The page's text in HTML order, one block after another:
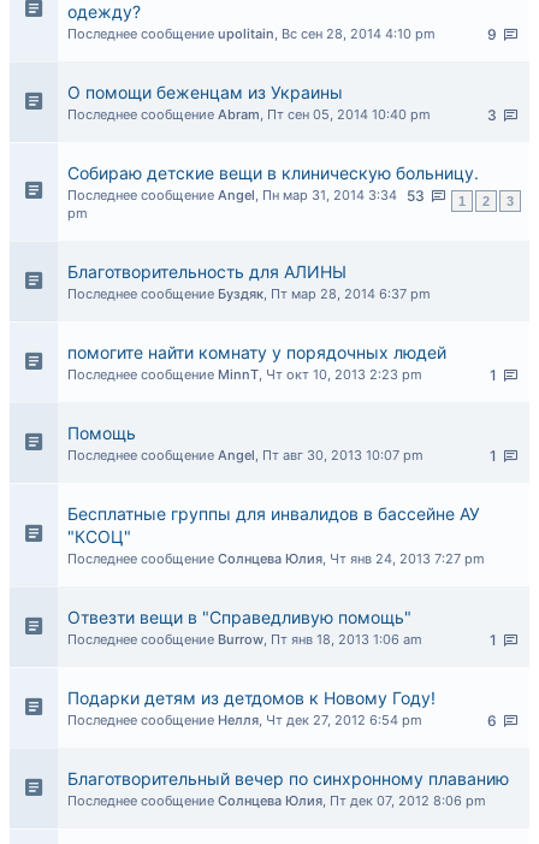
одежду?
9
Последнее сообщение upolitain, Вс сен 28, 2014 4:10 pm
О помощи беженцам из Украины
3
Последнее сообщение Abram, Пт сен 05, 2014 10:40 pm
Собираю детские вещи в клиническую больницу.
1 2 3
53
Последнее сообщение Angel, Пн мар 31, 2014 3:34
pm
Благотворительность для АЛИНЫ
Последнее сообщение Буздяк, Пт мар 28, 2014 6:37 pm
помогите найти комнату у порядочных людей
1
Последнее сообщение MinnT, Чт окт 10, 2013 2:23 pm
Помощь
1
Последнее сообщение Angel, Пт авг 30, 2013 10:07 pm
Бесплатные группы для инвалидов в бассейне АУ
"КСОЦ"
Последнее сообщение Солнцева Юлия, Чт янв 24, 2013 7:27 pm
Отвезти вещи в "Справедливую помощь"
1
Последнее сообщение Burrow, Пт янв 18, 2013 1:06 am
Подарки детям из детдомов к Новому Году!
6
Последнее сообщение Нелля, Чт дек 27, 2012 6:54 pm
Благотворительный вечер по синхронному плаванию
Последнее сообщение Солнцева Юлия, Пт дек 07, 2012 8:06 pm